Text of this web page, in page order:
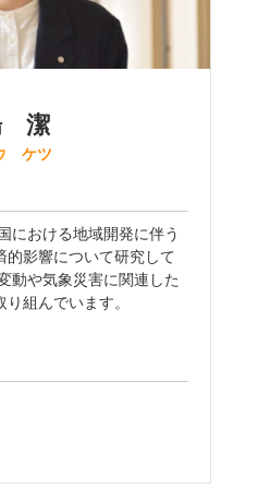
潔
ケツ
における地域開発に伴う
的影響について研究して
動や気象災害に関連した
組んでいます。